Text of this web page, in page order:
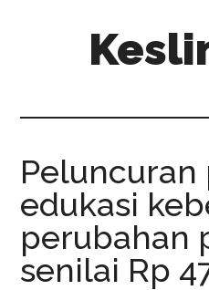
edukasi
perubahan
senilai Rp